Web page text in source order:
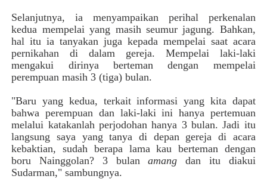
Selanjutnya, ia menyampaikan perihal perkenalan
kedua mempelai yang masih seumur jagung. Bahkan,
hal itu ia tanyakan juga kepada mempelai saat acara
pernikahan di dalam gereja. Mempelai laki-laki
mengakui dirinya berteman dengan mempelai
perempuan masih 3 (tiga) bulan.
"Baru yang kedua, terkait informasi yang kita dapat
bahwa perempuan dan laki-laki ini hanya pertemuan
melalui katakanlah perjodohan hanya 3 bulan. Jadi itu
langsung saya yang tanya di depan gereja di acara
kebaktian, sudah berapa lama kau berteman dengan
boru Nainggolan? 3 bulanamang dan itu diakui
Sudarman," sambungnya.